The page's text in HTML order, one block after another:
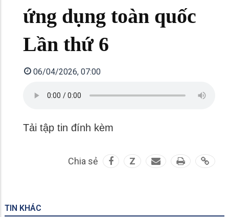
ứng dụng toàn quốc
Lần thứ 6
06/04/2026, 07:00
Tải tập tin đính kèm
Chia sẻ Z
TIN KHÁC